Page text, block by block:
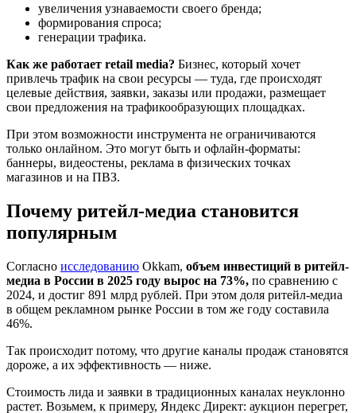
увеличения узнаваемости своего бренда;
формирования спроса;
генерации трафика.
Как же работает retail media? Бизнес, который хочет
привлечь трафик на свои ресурсы — туда, где происходят
целевые действия, заявки, заказы или продажи, размещает
свои предложения на трафикообразующих площадках.
При этом возможности инструмента не ограничиваются
только онлайном. Это могут быть и офлайн-форматы:
баннеры, видеостены, реклама в физических точках
магазинов и на ПВЗ.
Почему ритейл-медиа становится
популярным
Согласно исследованию Okkam, объем инвестиций в ритейл-
медиа в России в 2025 году вырос на 73%, по сравнению с
2024, и достиг 891 млрд рублей. При этом доля ритейл-медиа
в общем рекламном рынке России в том же году составила
46%.
Так происходит потому, что другие каналы продаж становятся
дороже, а их эффективность — ниже.
Стоимость лида и заявки в традиционных каналах неуклонно
растет. Возьмем, к примеру, Яндекс Директ: аукцион перегрет,